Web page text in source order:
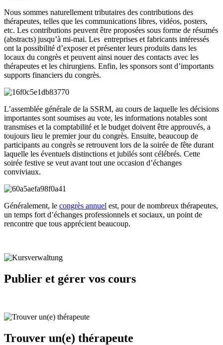
Nous sommes naturellement tributaires des contributions des
thérapeutes, telles que les communications libres, vidéos, posters,
etc. Les contributions peuvent être proposées sous forme de résumés
(abstracts) jusqu’à mi-mai. Les entreprises et fabricants intéressés
ont la possibilité d’exposer et présenter leurs produits dans les
locaux du congrès et peuvent ainsi nouer des contacts avec les
thérapeutes et les chirurgiens. Enfin, les sponsors sont d’importants
supports financiers du congrès.
L’assemblée générale de la SSRM, au cours de laquelle les décisions
importantes sont soumises au vote, les informations notables sont
transmises et la comptabilité et le budget doivent être approuvés, a
toujours lieu le premier jour du congrès. Ensuite, beaucoup de
participants au congrès se retrouvent lors de la soirée de fête durant
laquelle les éventuels distinctions et jubilés sont célébrés. Cette
soirée festive se veut avant tout une occasion d’échanges
conviviaux.
Généralement, le congrès annuel est, pour de nombreux thérapeutes,
un temps fort d’échanges professionnels et sociaux, un point de
rencontre que tous apprécient beaucoup.
Publier et gérer vos cours
Trouver un(e) thérapeute